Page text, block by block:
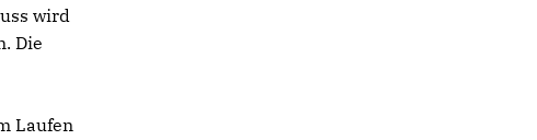
wird
Die
Laufen